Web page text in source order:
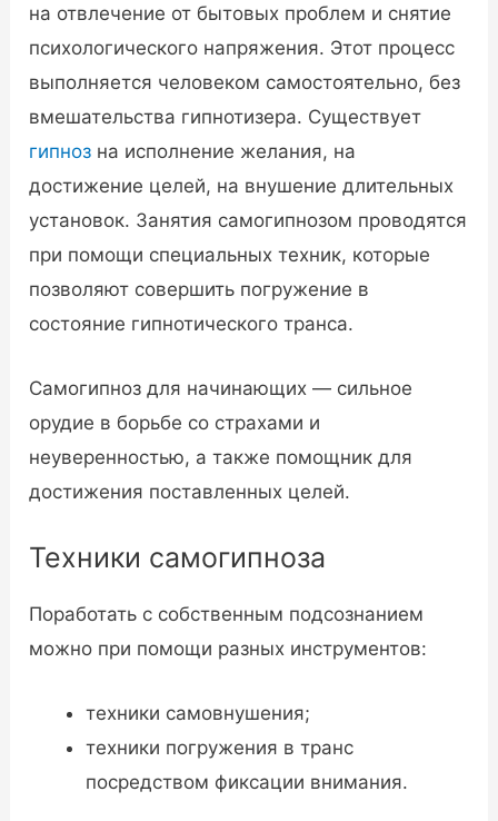
на отвлечение от бытовых проблем и снятие
психологического напряжения. Этот процесс
выполняется человеком самостоятельно, без
вмешательства гипнотизера. Существует
гипноз на исполнение желания, на
достижение целей, на внушение длительных
установок. Занятия самогипнозом проводятся
при помощи специальных техник, которые
позволяют совершить погружение в
состояние гипнотического транса.
Самогипноз для начинающих — сильное
орудие в борьбе со страхами и
неуверенностью, а также помощник для
достижения поставленных целей.
Техники самогипноза
Поработать с собственным подсознанием
можно при помощи разных инструментов:
техники самовнушения;
техники погружения в транс
посредством фиксации внимания.